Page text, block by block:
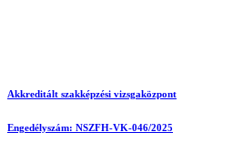
Akkreditált szakképzési vizsgaközpont
Engedélyszám: NSZFH-VK-046/2025